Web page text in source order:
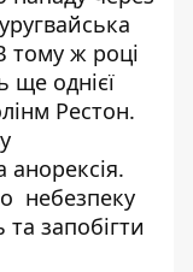
тому ж році
ще однієї
Рестон.
анорексія.
небезпеку
запобігти